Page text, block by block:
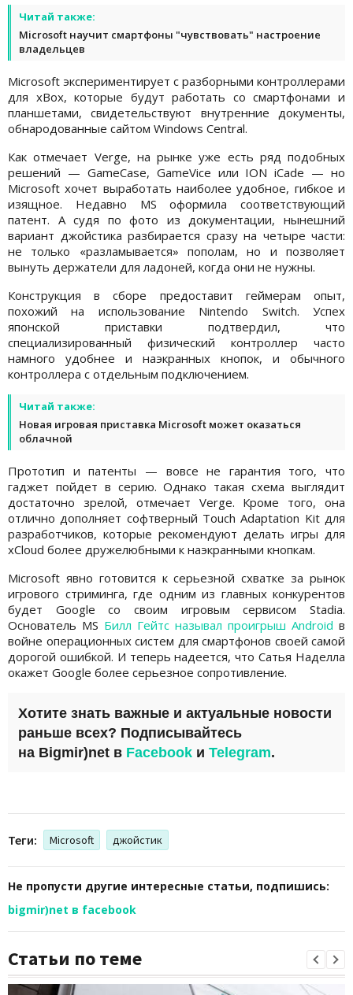
Читай также:
Microsoft научит смартфоны "чувствовать" настроение
владельцев
Microsoft экспериментирует с разборными контроллерами
для xBox, которые будут работать со смартфонами и
планшетами, свидетельствуют внутренние документы,
обнародованные сайтом Windows Central.
Как отмечает Verge, на рынке уже есть ряд подобных
решений — GameCase, GameVice или ION iCade — но
Microsoft хочет выработать наиболее удобное, гибкое и
изящное. Недавно MS оформила соответствующий
патент. А судя по фото из документации, нынешний
вариант джойстика разбирается сразу на четыре части:
не только «разламывается» пополам, но и позволяет
вынуть держатели для ладоней, когда они не нужны.
Конструкция в сборе предоставит геймерам опыт,
похожий на использование Nintendo Switch. Успех
японской приставки подтвердил, что
специализированный физический контроллер часто
намного удобнее и наэкранных кнопок, и обычного
контроллера с отдельным подключением.
Читай также:
Новая игровая приставка Microsoft может оказаться
облачной
Прототип и патенты — вовсе не гарантия того, что
гаджет пойдет в серию. Однако такая схема выглядит
достаточно зрелой, отмечает Verge. Кроме того, она
отлично дополняет софтверный Touch Adaptation Kit для
разработчиков, которые рекомендуют делать игры для
xCloud более дружелюбными к наэкранными кнопкам.
Microsoft явно готовится к серьезной схватке за рынок
игрового стриминга, где одним из главных конкурентов
будет Google со своим игровым сервисом Stadia.
Основатель MS Билл Гейтс называл проигрыш Android в
войне операционных систем для смартфонов своей самой
дорогой ошибкой. И теперь надеется, что Сатья Наделла
окажет Google более серьезное сопротивление.
Хотите знать важные и актуальные новости
раньше всех? Подписывайтесь
на Bigmir)net в Facebook и Telegram.
Теги: Microsoft джойстик
Не пропусти другие интересные статьи, подпишись:
bigmir)net в facebook
Статьи по теме